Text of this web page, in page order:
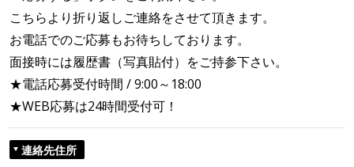
こちらより折り返しご連絡をさせて頂きます。
お電話でのご応募もお待ちしております。
面接時には履歴書（写真貼付）をご持参下さい。
★電話応募受付時間 / 9:00～18:00
★WEB応募は24時間受付可！
連絡先住所